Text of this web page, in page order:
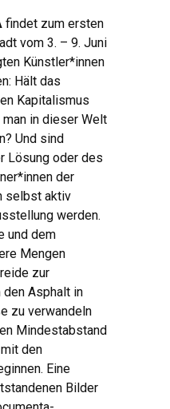
findet zum ersten
vom 3. – 9. Juni
Künstler*innen
Hält das
Kapitalismus
in dieser Welt
Und sind
Lösung oder des
der
selbst aktiv
werden.
und dem
Mengen
zur
Asphalt in
zu verwandeln
Mindestabstand
den
Eine
Bilder